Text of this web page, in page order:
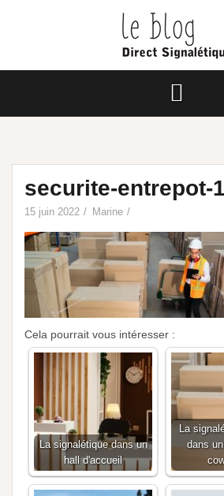
securite-entrepot-
15 juin 2022 Marine
Cela pourrait vous intéresser :
La signalétique dans un
hall d'accueil
La
dans